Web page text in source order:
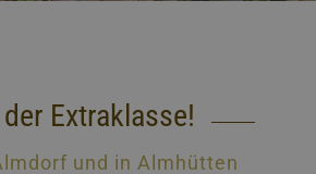
Extraklasse!
und in Almhütten